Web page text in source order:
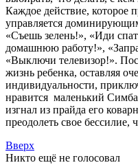
Каждое действие, которое
управляется
«Съешь зелень!», «Иди
домашнюю работу!»,
«Выключи телевизор!».
жизнь ребенка, оставляя
индивидуальности,
нравится маленький
изгнал из прайда его
преодолеть свое бессилие,
Вверх
Никто ещё не голосовал